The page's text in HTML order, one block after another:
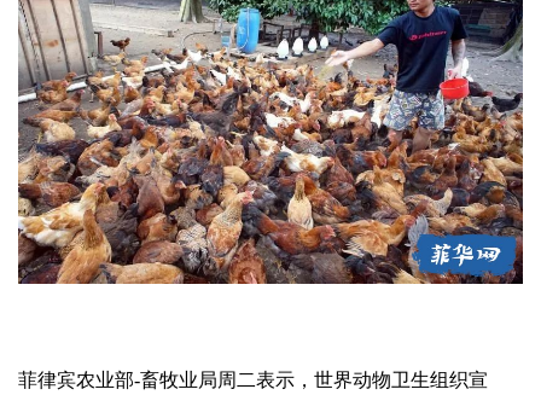
菲律宾农业部-畜牧业局周二表示，世界动物卫生组织宣